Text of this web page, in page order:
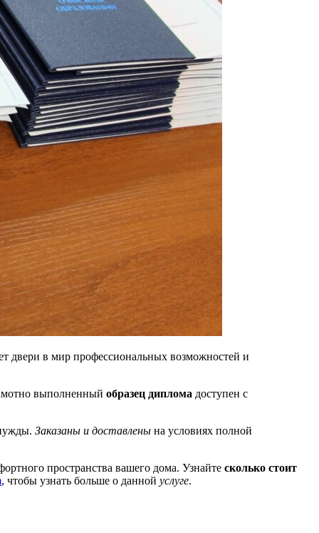
двери в мир профессиональных возможностей и
выполненный образец диплома доступен с
Заказаны и доставлены на условиях полной
пространства вашего дома. Узнайте сколько стоит
, чтобы узнать больше о данной услуге.